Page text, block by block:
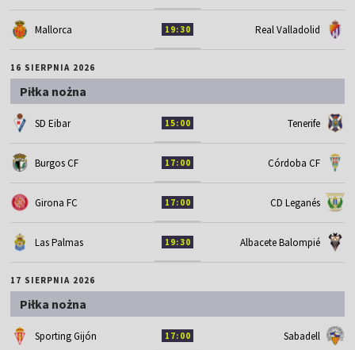
Mallorca 19:30 Real Valladolid
16 SIERPNIA 2026
Piłka nożna
SD Eibar 15:00 Tenerife
Burgos CF 17:00 Córdoba CF
Girona FC 17:00 CD Leganés
Las Palmas 19:30 Albacete Balompié
17 SIERPNIA 2026
Piłka nożna
Sporting Gijón 17:00 Sabadell